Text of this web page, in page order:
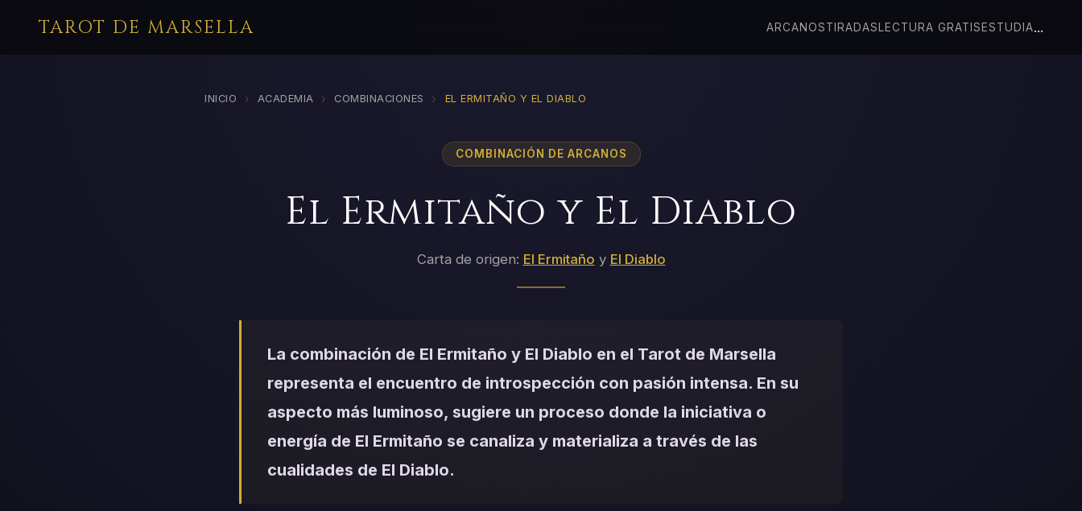
TAROT DE MARSELLA ARCANOSTIRADAS LECTURA GRATIS ESTUDIA...
INICIO › ACADEMIA › COMBINACIONES › EL ERMITAÑO Y EL DIABLO
COMBINACIÓN DE ARCANOS
El Ermitaño y El Diablo
Carta de origen: El Ermitaño y El Diablo
La combinación de El Ermitaño y El Diablo en el Tarot de Marsella
representa el encuentro de introspección con pasión intensa. En su
aspecto más luminoso, sugiere un proceso donde la iniciativa o
energía de El Ermitaño se canaliza y materializa a través de las
cualidades de El Diablo.